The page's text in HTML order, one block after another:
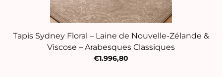
Tapis Sydney Floral – Laine de Nouvelle-Zélande &
Viscose – Arabesques Classiques
€1.996,80